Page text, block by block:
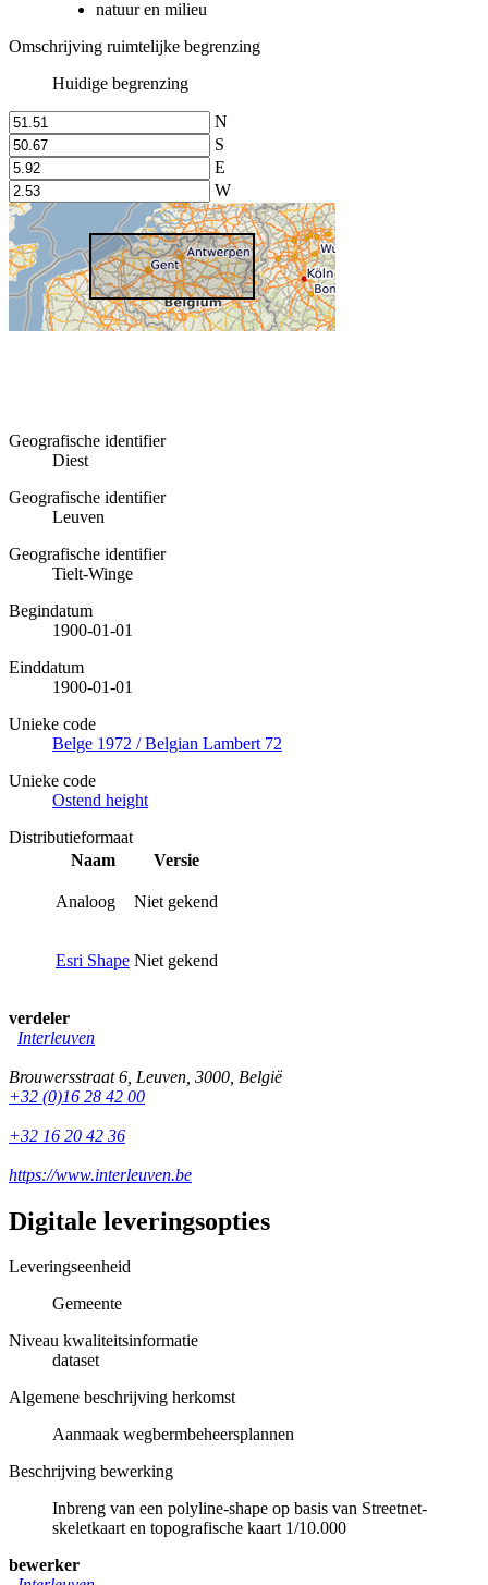
natuur en milieu
Omschrijving ruimtelijke begrenzing
Huidige begrenzing
N
S
E
W
Geografische identifier
Diest
Geografische identifier
Leuven
Geografische identifier
Tielt-Winge
Begindatum
1900-01-01
Einddatum
1900-01-01
Unieke code
Belge 1972 / Belgian Lambert 72
Unieke code
Ostend height
Distributieformaat
Naam
Versie
Analoog Niet gekend
Esri Shape Niet gekend
verdeler
Interleuven
Brouwersstraat 6 Leuven 3000 België
+32 (0)16 28 42 00
+32 16 20 42 36
https://www.interleuven.be
Digitale leveringsopties
Leveringseenheid
Gemeente
Niveau kwaliteitsinformatie
dataset
Algemene beschrijving herkomst
Aanmaak wegbermbeheersplannen
Beschrijving bewerking
Inbreng van een polyline-shape op basis van Streetnet-
skeletkaart en topografische kaart 1/10.000
bewerker